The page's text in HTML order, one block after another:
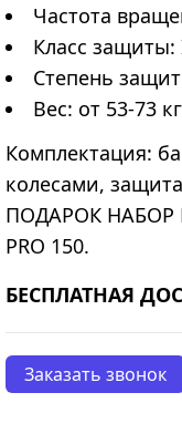
Частота
Класс защиты:
Степень
Вес: от 53-73 кг
Комплектация:
колесами,
ПОДАРОК НАБОР
PRO 150.
БЕСПЛАТНАЯ
Заказать звонок